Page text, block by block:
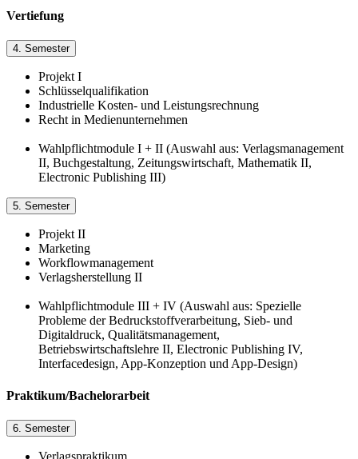
Vertiefung
4. Semester
Projekt I
Schlüsselqualifikation
Industrielle Kosten- und Leistungsrechnung
Recht in Medienunternehmen
Wahlpflichtmodule I + II (Auswahl aus: Verlagsmanagement
II, Buchgestaltung, Zeitungswirtschaft, Mathematik II,
Electronic Publishing III)
5. Semester
Projekt II
Marketing
Workflowmanagement
Verlagsherstellung II
Wahlpflichtmodule III + IV (Auswahl aus: Spezielle
Probleme der Bedruckstoffverarbeitung, Sieb- und
Digitaldruck, Qualitätsmanagement,
Betriebswirtschaftslehre II, Electronic Publishing IV,
Interfacedesign, App-Konzeption und App-Design)
Praktikum/Bachelorarbeit
6. Semester
Verlagspraktikum